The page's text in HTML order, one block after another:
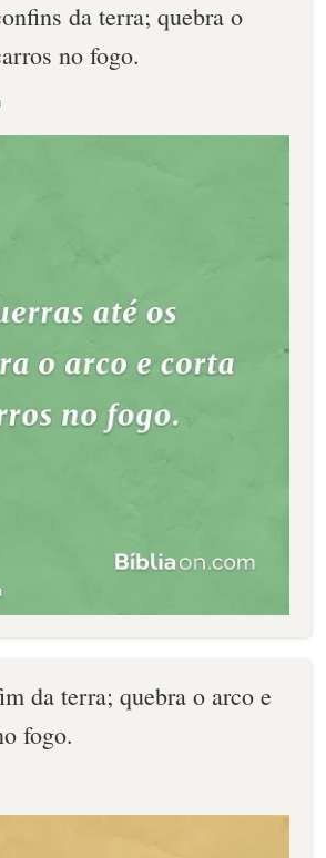
da terra; quebra o
no fogo.
da terra; quebra o arco e
fogo.